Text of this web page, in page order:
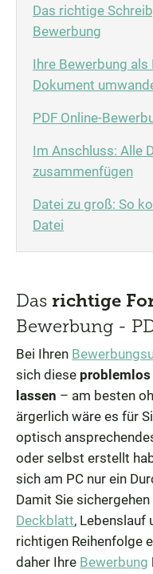
Das richtige
Bewerbung
Ihre Bewerbung als
Dokument
PDF Online-
Im Anschluss: Alle
zusammenfügen
Datei zu groß: So
Datei
Das richtige
Bewerbung -
Bei Ihren
sich diese problemlos
lassen – am besten
ärgerlich wäre es für
optisch
oder selbst erstellt
sich am PC nur ein
Damit Sie
Deckblatt, Lebenslauf
richtigen Reihenfolge
daher Ihre Bewerbung